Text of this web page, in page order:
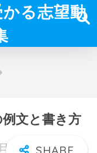
る志望動
文と書き方